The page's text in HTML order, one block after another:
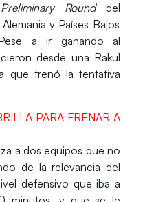
Preliminary Rounddel
y Países Bajos
a ir ganando al
desde una Rakul
que frenó la tentativa
PARA FRENAR A
a dos equipos que no
de la relevancia del
defensivo que iba a